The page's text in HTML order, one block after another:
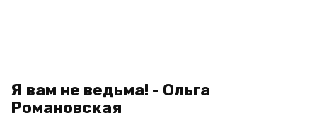
Я вам не ведьма! - Ольга
Романовская